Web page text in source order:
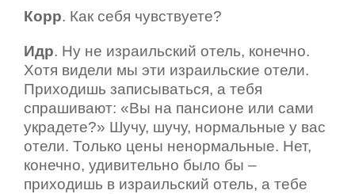
Корр. Как себя чувствуете?
Идр. Ну не израильский отель, конечно.
Хотя видели мы эти израильские отели.
Приходишь записываться, а тебя
спрашивают: «Вы на пансионе или сами
украдете?» Шучу, шучу, нормальные у вас
отели. Только цены ненормальные. Нет,
конечно, удивительно было бы –
приходишь в израильский отель, а тебе